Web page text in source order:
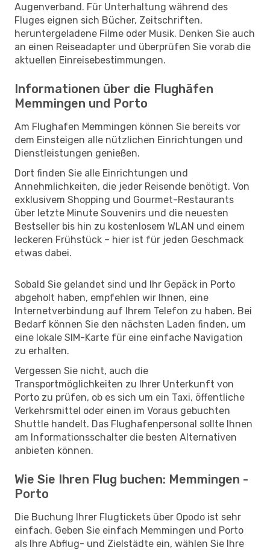
Augenverband. Für Unterhaltung während des
Fluges eignen sich Bücher, Zeitschriften,
heruntergeladene Filme oder Musik. Denken Sie auch
an einen Reiseadapter und überprüfen Sie vorab die
aktuellen Einreisebestimmungen.
Informationen über die Flughäfen
Memmingen und Porto
Am Flughafen Memmingen können Sie bereits vor
dem Einsteigen alle nützlichen Einrichtungen und
Dienstleistungen genießen.
Dort finden Sie alle Einrichtungen und
Annehmlichkeiten, die jeder Reisende benötigt. Von
exklusivem Shopping und Gourmet-Restaurants
über letzte Minute Souvenirs und die neuesten
Bestseller bis hin zu kostenlosem WLAN und einem
leckeren Frühstück – hier ist für jeden Geschmack
etwas dabei.
Sobald Sie gelandet sind und Ihr Gepäck in Porto
abgeholt haben, empfehlen wir Ihnen, eine
Internetverbindung auf Ihrem Telefon zu haben. Bei
Bedarf können Sie den nächsten Laden finden, um
eine lokale SIM-Karte für eine einfache Navigation
zu erhalten.
Vergessen Sie nicht, auch die
Transportmöglichkeiten zu Ihrer Unterkunft von
Porto zu prüfen, ob es sich um ein Taxi, öffentliche
Verkehrsmittel oder einen im Voraus gebuchten
Shuttle handelt. Das Flughafenpersonal sollte Ihnen
am Informationsschalter die besten Alternativen
anbieten können.
Wie Sie Ihren Flug buchen: Memmingen -
Porto
Die Buchung Ihrer Flugtickets über Opodo ist sehr
einfach. Geben Sie einfach Memmingen und Porto
als Ihre Abflug- und Zielstädte ein, wählen Sie Ihre